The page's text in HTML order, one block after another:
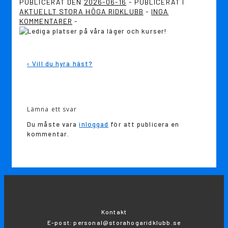
AKTUELLT STORA HÖGA RIDKLUBB
INGA
KOMMENTARER
Inläggsnavigering
Föregående
‹ Vill du hyra häst?
Lämna ett svar
Du måste varainloggad för att publicera en
kommentar.
Kontakt
E-post: personal@storahogaridklubb.se